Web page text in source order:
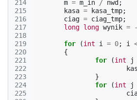
214
215
216
217
218
219
220
221
222
223
224
225
m = m_in / nwd ;
kasa = kasa_tmp;
ciag = ciag_tmp;
long long wynik =
for (int i = 0; i
{
for
(int j
}
for
(int j